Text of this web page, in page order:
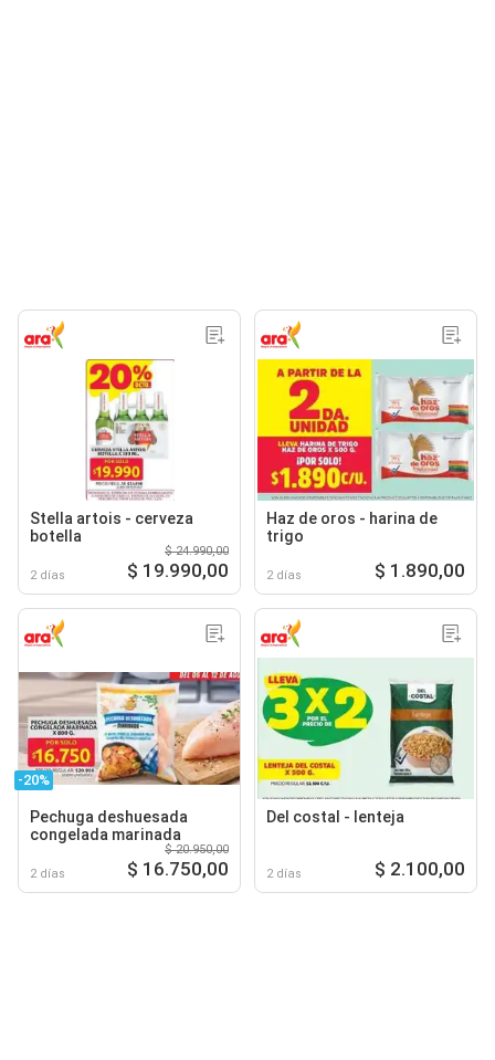
Stella artois - cerveza
botella
2 días
$ 24.990,00
$ 19.990,00
Haz de oros - harina de
trigo
2 días $ 1.890,00
-20%
Pechuga deshuesada
congelada marinada
2 días
$ 20.950,00
$ 16.750,00
Del costal - lenteja
2 días $ 2.100,00